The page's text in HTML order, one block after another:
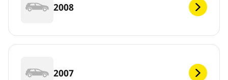
2008
2007